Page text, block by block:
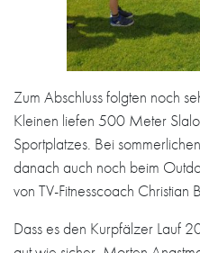
Zum Abschluss folgten noch
Kleinen liefen 500 Meter
Sportplatzes. Bei
danach auch noch beim
von TV-Fitnesscoach Christian
Dass es den Kurpfälzer Lauf